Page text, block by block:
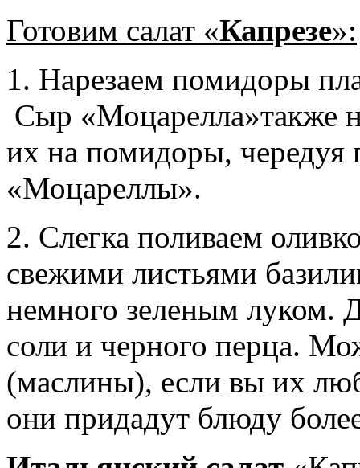
Готовим салат «Капрезе»:
1. Нарезаем помидоры
Сыр «Моцарелла»также
их на помидоры,
«Моцареллы».
2. Слегка поливаем
свежими листьями
немного зеленым луком.
соли и черного перца.
(маслины), если вы их
они придадут блюду